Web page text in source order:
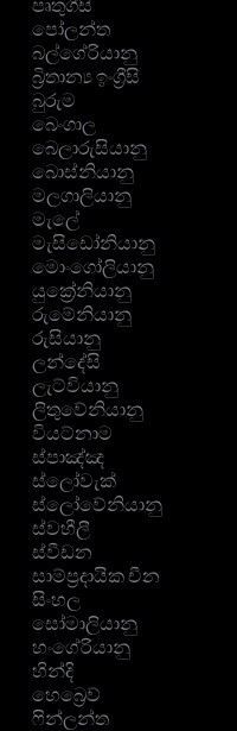
පෘතුගීසි
පෝලන්ත
බල්ගේරියානු
බ්‍රිතාන්‍ය ඉංග්‍රීසි
බුරුම
බෙංගාල
බෙලාරුසියානු
බොස්නියානු
මලගාලියානු
මැලේ
මැසිඩෝනියානු
මොංගෝලියානු
යුක්‍රේනියානු
රුමේනියානු
රුසියානු
ලන්දේසි
ලැට්වියානු
ලිතුවේනියානු
වියට්නාම
ස්පාඤ්ඤ
ස්ලෝවැක්
ස්ලෝවේනියානු
ස්වහීලී
ස්වීඩන
සාම්ප්‍රදායික චීන
සිංහල
සෝමාලියානු
හංගේරියානු
හින්දි
හෙබ්‍රෙව්
ෆින්ලන්ත